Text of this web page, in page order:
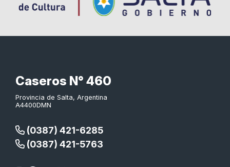
Caseros N° 460
Provincia de Salta, Argentina
A4400DMN
(0387) 421-6285
(0387) 421-5763